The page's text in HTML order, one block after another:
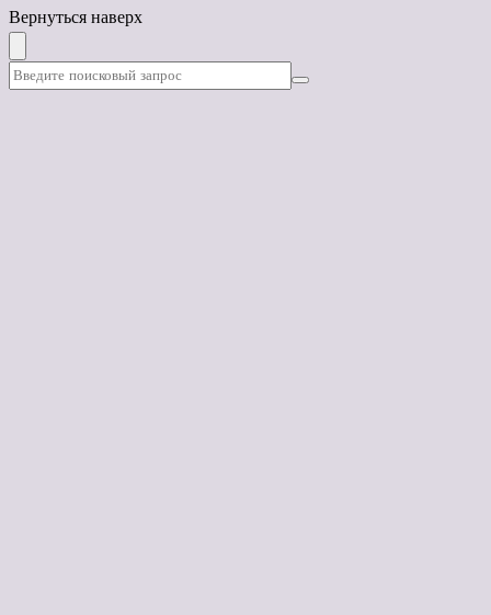
Вернуться наверх